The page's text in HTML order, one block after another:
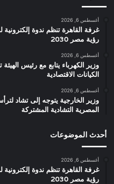
أغسطس 6, 2026
غرفة القاهرة تنظم ندوة
رؤية مصر 2030
أغسطس 6, 2026
وزير الكهرباء يتابع مع رئيس
الكيانات الاقتصادية
أغسطس 6, 2026
وزير الخارجية يتوجه إلى تشاد
المصرية التشادية المشتركة
أحدث الموضوعات
أغسطس 6, 2026
غرفة القاهرة تنظم ندوة
رؤية مصر 2030